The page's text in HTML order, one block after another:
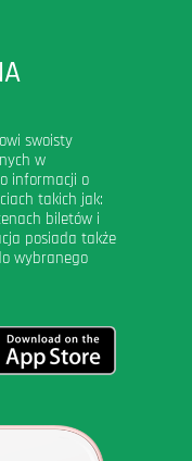
swoisty
w
informacji o
takich jak:
biletów i
posiada także
wybranego